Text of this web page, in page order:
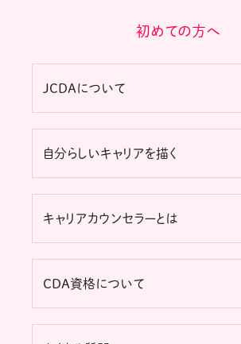
初めての方へ
JCDAについて
自分らしいキャリアを描く
キャリアカウンセラーとは
CDA資格について